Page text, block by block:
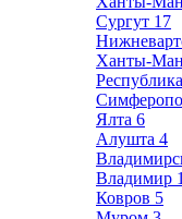
Сургут 17
Ханты-
Ялта 6
Алушта 4
Владимир
Ковров 5